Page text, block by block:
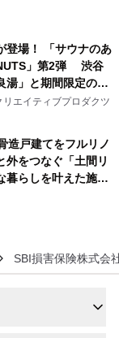
登場！ 「サウナのあ
」第2弾 渋谷
湯」と期間限定のコ
ウナイキタイコラ
！
エイティブプロダクツ
造戸建てをフルリノ
外をつなぐ「土間リ
暮らしを叶えた施工
スが公開
SBI損害保険株式会